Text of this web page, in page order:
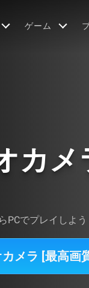
ゲーム
カメ
PCでプレイしよう
メラ [最高画